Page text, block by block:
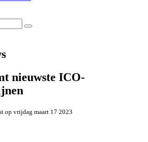
nieuwste ICO-
op vrijdag maart 17 2023